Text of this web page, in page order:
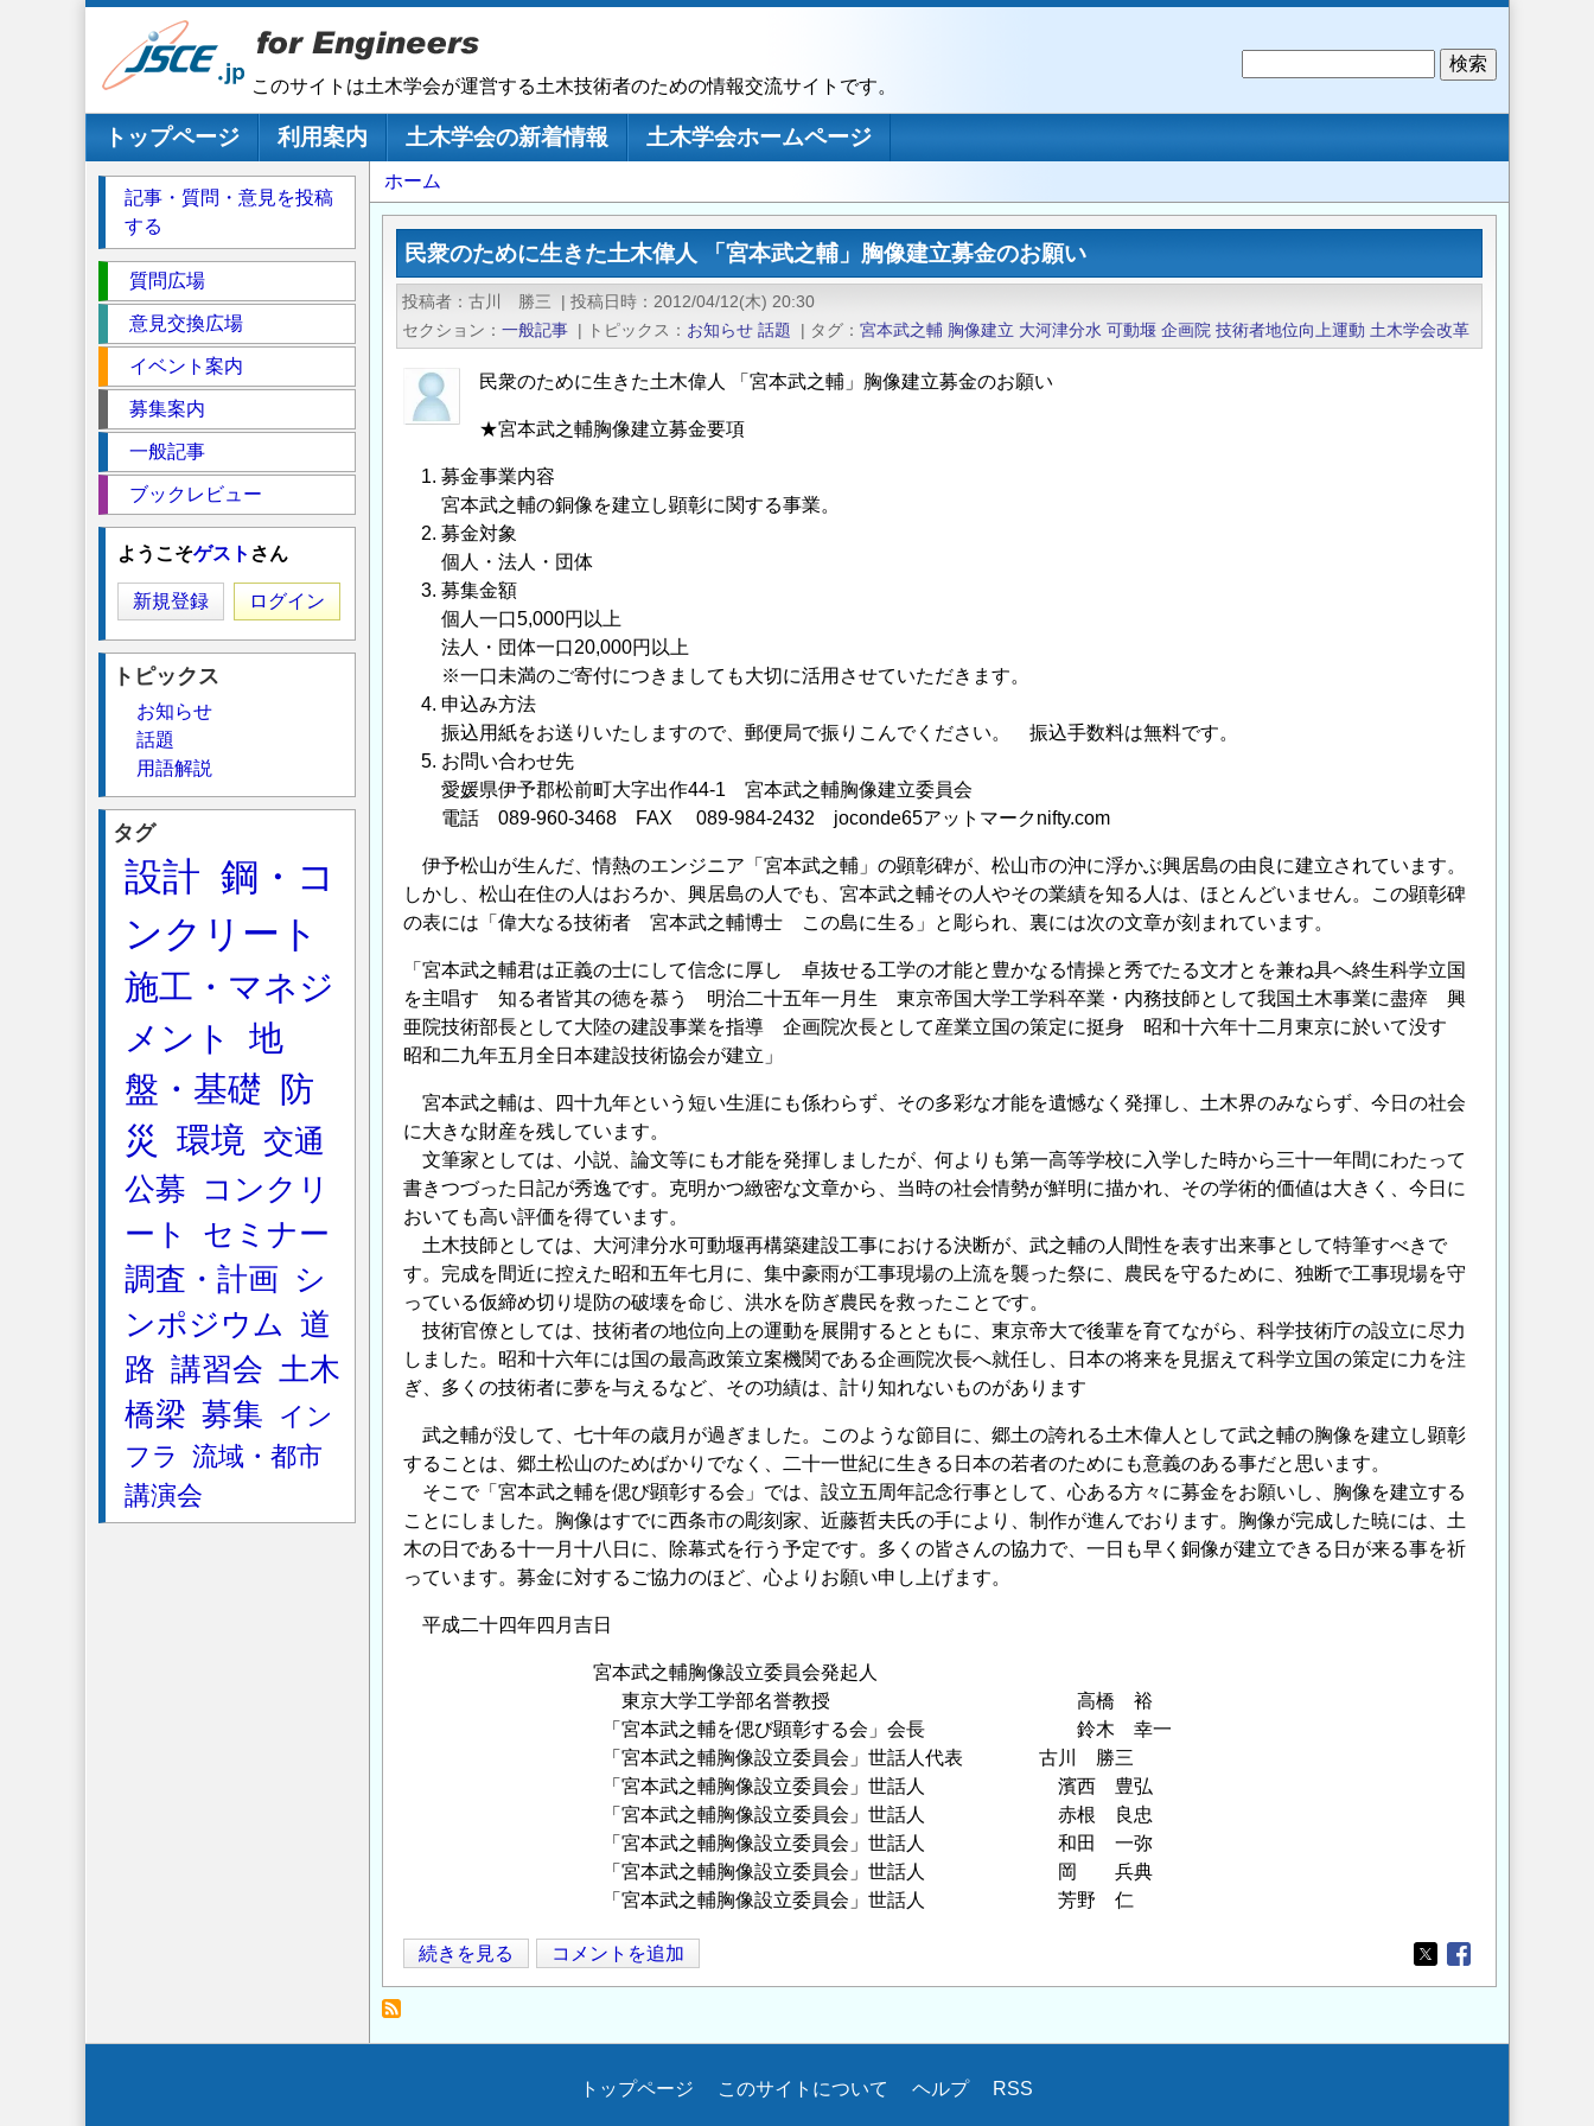
このサイトは土木学会が運営する土木技術者のための情報交流サイトです。
メインナビゲーション
トップページ 利用案内 土木学会の新着情報
土木学会ホームページ
パ
ン
く
ず
ホーム
民衆のために生きた土木偉人 「宮本武之輔」胸像建立募金のお願い
投稿者 古川 勝三 | 投稿日時
2012/04/12(木) 20:30
セクション
一般記事 | トピックス お知らせ 話題 | タグ 宮本武之輔 胸像建立 大河津分水 可動堰 企画院 技術者地位向上運動 土木学会改革
民衆のために生きた土木偉人 「宮本武之輔」胸像建立募金のお願い
★宮本武之輔胸像建立募金要項
募金事業内容
宮本武之輔の銅像を建立し顕彰に関する事業。
募金対象
個人・法人・団体
募集金額
個人一口5,000円以上
法人・団体一口20,000円以上
※一口未満のご寄付につきましても大切に活用させていただきます。
申込み方法
振込用紙をお送りいたしますので、郵便局で振りこんでください。 振込手数料は無料です。
お問い合わせ先
愛媛県伊予郡松前町大字出作44-1 宮本武之輔胸像建立委員会
電話 089-960-3468 FAX 089-984-2432 joconde65アットマークnifty.com
伊予松山が生んだ、情熱のエンジニア「宮本武之輔」の顕彰碑が、松山市の沖に浮かぶ興居島の由良に建立されています。
しかし、松山在住の人はおろか、興居島の人でも、宮本武之輔その人やその業績を知る人は、ほとんどいません。この顕彰碑
の表には「偉大なる技術者 宮本武之輔博士 この島に生る」と彫られ、裏には次の文章が刻まれています。
「宮本武之輔君は正義の士にして信念に厚し 卓抜せる工学の才能と豊かなる情操と秀でたる文才とを兼ね具へ終生科学立国
を主唱す 知る者皆其の徳を慕う 明治二十五年一月生 東京帝国大学工学科卒業・内務技師として我国土木事業に盡瘁 興
亜院技術部長として大陸の建設事業を指導 企画院次長として産業立国の策定に挺身 昭和十六年十二月東京に於いて没す
昭和二九年五月全日本建設技術協会が建立」
宮本武之輔は、四十九年という短い生涯にも係わらず、その多彩な才能を遺憾なく発揮し、土木界のみならず、今日の社会
に大きな財産を残しています。
文筆家としては、小説、論文等にも才能を発揮しましたが、何よりも第一高等学校に入学した時から三十一年間にわたって
書きつづった日記が秀逸です。克明かつ緻密な文章から、当時の社会情勢が鮮明に描かれ、その学術的価値は大きく、今日に
おいても高い評価を得ています。
土木技師としては、大河津分水可動堰再構築建設工事における決断が、武之輔の人間性を表す出来事として特筆すべきで
す。完成を間近に控えた昭和五年七月に、集中豪雨が工事現場の上流を襲った祭に、農民を守るために、独断で工事現場を守
っている仮締め切り堤防の破壊を命じ、洪水を防ぎ農民を救ったことです。
技術官僚としては、技術者の地位向上の運動を展開するとともに、東京帝大で後輩を育てながら、科学技術庁の設立に尽力
しました。昭和十六年には国の最高政策立案機関である企画院次長へ就任し、日本の将来を見据えて科学立国の策定に力を注
ぎ、多くの技術者に夢を与えるなど、その功績は、計り知れないものがあります
武之輔が没して、七十年の歳月が過ぎました。このような節目に、郷土の誇れる土木偉人として武之輔の胸像を建立し顕彰
することは、郷土松山のためばかりでなく、二十一世紀に生きる日本の若者のためにも意義のある事だと思います。
そこで「宮本武之輔を偲び顕彰する会」では、設立五周年記念行事として、心ある方々に募金をお願いし、胸像を建立する
ことにしました。胸像はすでに西条市の彫刻家、近藤哲夫氏の手により、制作が進んでおります。胸像が完成した暁には、土
木の日である十一月十八日に、除幕式を行う予定です。多くの皆さんの協力で、一日も早く銅像が建立できる日が来る事を祈
っています。募金に対するご協力のほど、心よりお願い申し上げます。
平成二十四年四月吉日
宮本武之輔胸像設立委員会発起人
東京大学工学部名誉教授 高橋 裕
「宮本武之輔を偲び顕彰する会」会長 鈴木 幸一
「宮本武之輔胸像設立委員会」世話人代表 古川 勝三
「宮本武之輔胸像設立委員会」世話人 濱西 豊弘
「宮本武之輔胸像設立委員会」世話人 赤根 良忠
「宮本武之輔胸像設立委員会」世話人 和田 一弥
「宮本武之輔胸像設立委員会」世話人 岡 兵典
「宮本武之輔胸像設立委員会」世話人 芳野 仁
民
衆
た
続きを見る コメントを追加
Opens in a new
Opens in a new
記事・質問・意見を投稿
する
ク
シ
質問広場
意見交換広場
イベント案内
募集案内
一般記事
ブックレビュー
ようこそゲスト さん
新規登録 ログイン
トピックス
お知らせ
話題
用語解説
タグ
設計 鋼・コ
ンクリート
施工・マネジ
メント
地
盤・基礎
防
災
環境 交通
公募
コンクリ
ート
セミナー
調査・計画
シ
ンポジウム 道
路 講習会 土木
橋梁 募集
イン
フラ
流域・都市
講演会
トップページ このサイトについて ヘルプ RSS